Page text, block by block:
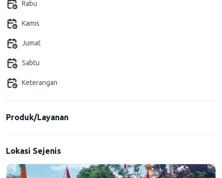
Rabu
Kamis
Jumat
Sabtu
Keterangan
Produk/Layanan
Lokasi Sejenis